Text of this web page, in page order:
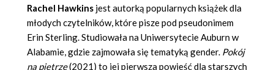
Rachel Hawkins jest autorką popularnych książek dla
młodych czytelników, które pisze pod pseudonimem
Erin Sterling. Studiowała na Uniwersytecie Auburn w
Alabamie, gdzie zajmowała się tematyką gender. Pokój
na piętrze(2021) to jej pierwsza powieść dla starszych